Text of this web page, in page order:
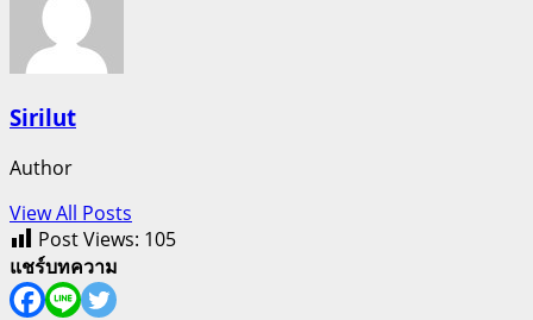
Sirilut
Author
View All Posts
Post Views: 105
แชร์บทความ